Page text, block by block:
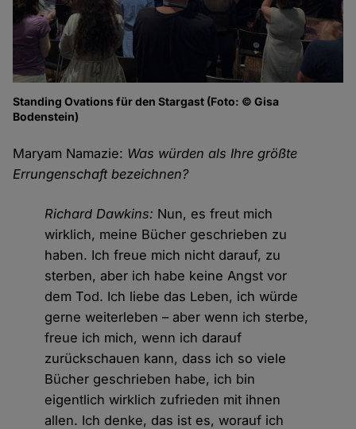
Standing Ovations für den Stargast (Foto: © Gisa
Bodenstein)
Maryam Namazie: Was würden als Ihre größte
Errungenschaft bezeichnen?
Richard Dawkins: Nun, es freut mich
wirklich, meine Bücher geschrieben zu
haben. Ich freue mich nicht darauf, zu
sterben, aber ich habe keine Angst vor
dem Tod. Ich liebe das Leben, ich würde
gerne weiterleben – aber wenn ich sterbe,
freue ich mich, wenn ich darauf
zurückschauen kann, dass ich so viele
Bücher geschrieben habe, ich bin
eigentlich wirklich zufrieden mit ihnen
allen. Ich denke, das ist es, worauf ich